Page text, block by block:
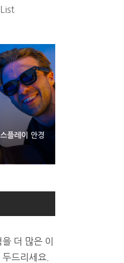
List
플레이 안경
세서 패키징
는 오픈AI
더 많은 이
드리세요.